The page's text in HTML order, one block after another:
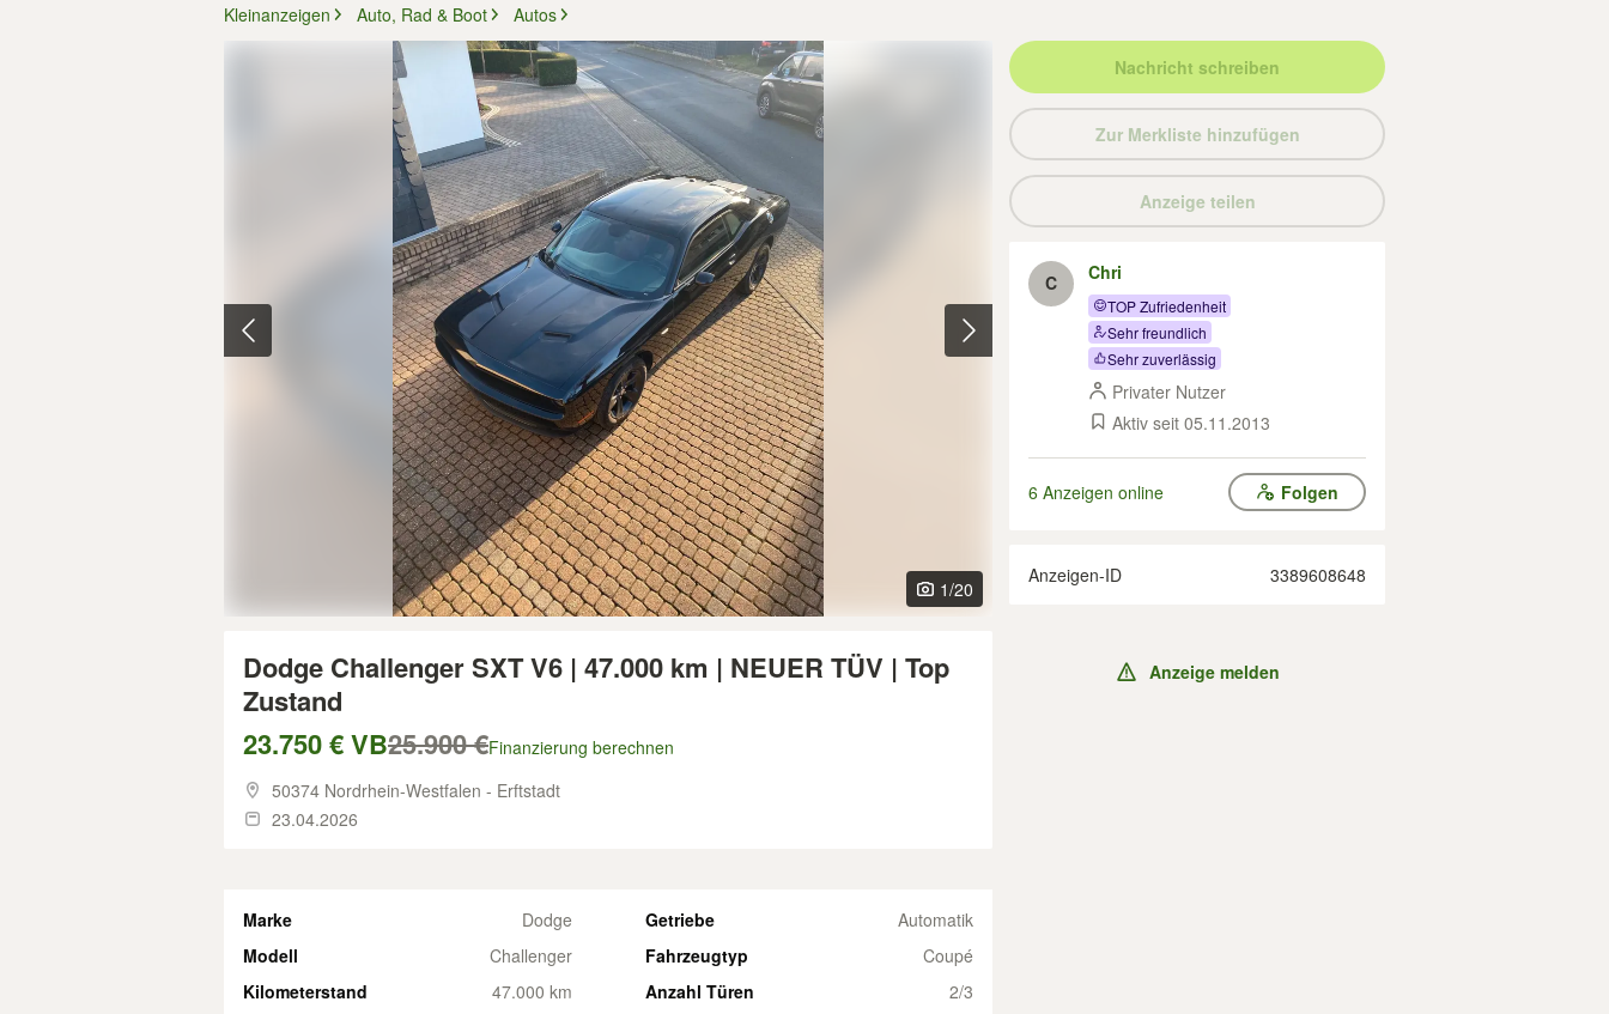
Kleinanzeigen Auto, Rad & Boot Autos
1/20
Dodge Challenger SXT V6 | 47.000 km | NEUER TÜV | Top
Zustand
23.750 € VB25.900 €Finanzierung berechnen
50374 Nordrhein-Westfalen - Erftstadt
23.04.2026
Marke
Dodge
Modell
Challenger
Kilometerstand
47.000 km
Getriebe
Automatik
Fahrzeugtyp
Coupé
Anzahl Türen
2/3
Nachricht schreiben
Zur Merkliste hinzufügen
Anzeige teilen
C Chri
TOP Zufriedenheit
Sehr freundlich
Sehr zuverlässig
Privater Nutzer
Aktiv seit 05.11.2013
6 Anzeigen online Folgen
Anzeigen-ID 3389608648
Anzeige melden